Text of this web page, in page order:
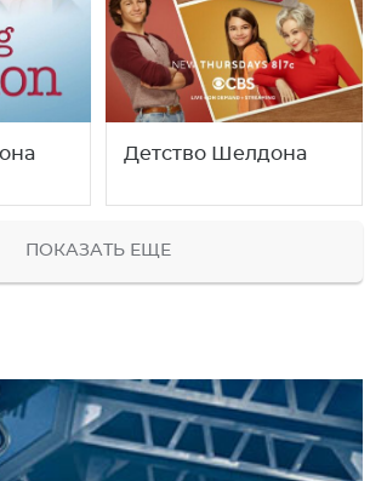
Детство Шелдона
ПОКАЗАТЬ ЕЩЕ